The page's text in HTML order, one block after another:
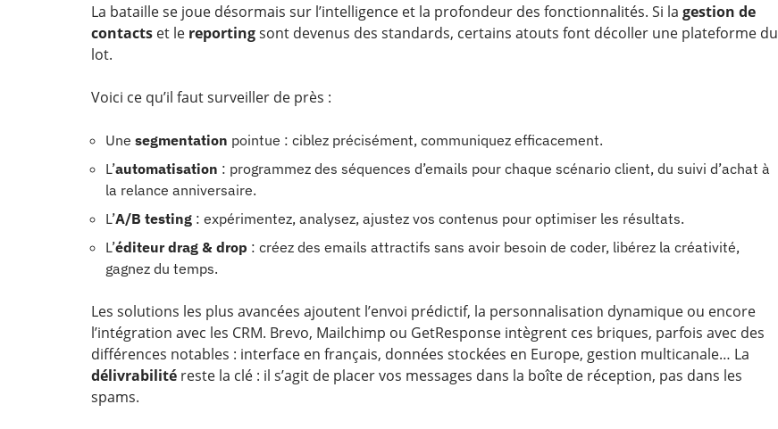
La bataille se joue désormais sur l’intelligence et la profondeur des fonctionnalités. Si la gestion de
contacts et le reportingsont devenus des standards, certains atouts font décoller une plateforme du
lot.
Voici ce qu’il faut surveiller de près :
Une segmentation pointue : ciblez précisément, communiquez efficacement.
L’automatisation : programmez des séquences d’emails pour chaque scénario client, du suivi d’achat à
la relance anniversaire.
L’A/B testing : expérimentez, analysez, ajustez vos contenus pour optimiser les résultats.
L’éditeur drag & drop : créez des emails attractifs sans avoir besoin de coder, libérez la créativité,
gagnez du temps.
Les solutions les plus avancées ajoutent l’envoi prédictif, la personnalisation dynamique ou encore
l’intégration avec les CRM. Brevo, Mailchimp ou GetResponse intègrent ces briques, parfois avec des
différences notables : interface en français, données stockées en Europe, gestion multicanale… La
délivrabilité reste la clé : il s’agit de placer vos messages dans la boîte de réception, pas dans les
spams.